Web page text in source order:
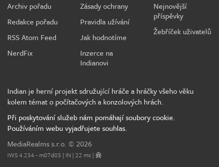
Archiv pořadu
Redakce pořadu
RSS Atom Feed
NerdFix
Zásady ochrany
Pravidla užívání
Jak hodnotíme
Inzerce na
Indianovi
Nejnovější
příspěvky
Žebříček uživatelů
Indian je herní projekt sdružující hráče a hráčky všeho věku
kolem témat o počítačových a konzolových hrách.
Při poskytování služeb nám pomáhají soubory cookie.
Používáním webu vyjadřujete souhlas.
MediaRealms s.r.o. © 2026
IWS 4.234 - m07d03 | IN | 22 ms |